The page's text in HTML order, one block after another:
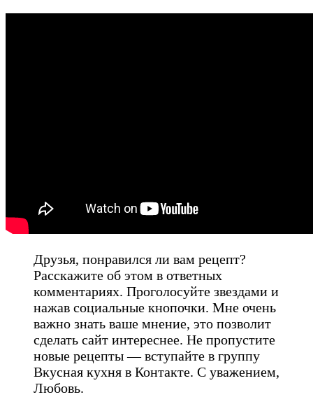
Друзья, понравился ли вам рецепт?
Расскажите об этом в ответных
комментариях. Проголосуйте звездами и
нажав социальные кнопочки. Мне очень
важно знать ваше мнение, это позволит
сделать сайт интереснее. Не пропустите
новые рецепты — вступайте в группу
Вкусная кухня в Контакте. С уважением,
Любовь.